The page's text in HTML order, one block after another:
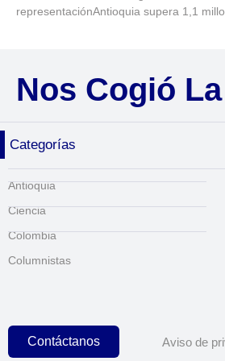
representaciónAntioquia supera 1,1
Nos Cogió
Categorías
Antioquia
Ciencia
Colombia
Columnistas
Contáctanos Aviso de